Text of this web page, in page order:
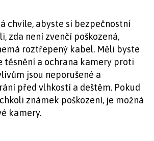
chvíle, abyste si bezpečnostní
zda není zvenčí poškozená,
roztřepený kabel. Měli byste
těsnění a ochrana kamery proti
jsou neporušené a
před vlhkostí a deštěm. Pokud
známek poškození, je možná
kamery.